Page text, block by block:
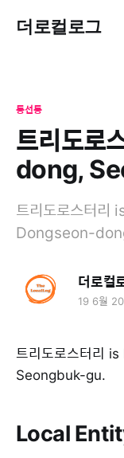
더로컬로그
동선동
트리도로
dong,
트리도로스터
Dongseon-
더로컬
19 6월
트리도로스터리
Seongbuk-gu.
Local